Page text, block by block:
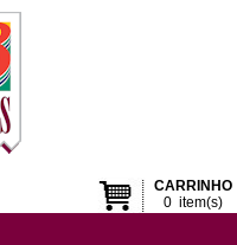
CARRINHO
0item(s)